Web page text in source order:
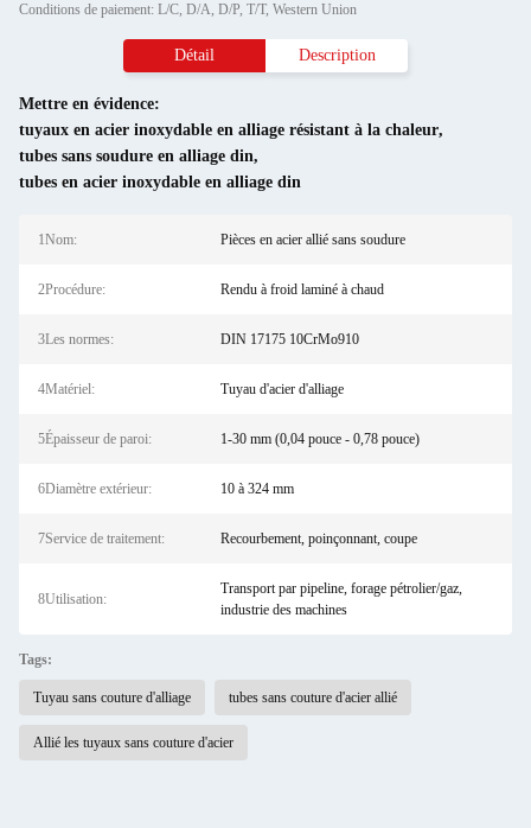
Conditions de paiement: L/C, D/A, D/P, T/T, Western Union
Détail Description
Mettre en évidence:
tuyaux en acier inoxydable en alliage résistant à la chaleur,
tubes sans soudure en alliage din,
tubes en acier inoxydable en alliage din
1Nom: Pièces en acier allié sans soudure
2Procédure: Rendu à froid laminé à chaud
3Les normes: DIN 17175 10CrMo910
4Matériel: Tuyau d'acier d'alliage
5Épaisseur de paroi: 1-30 mm (0,04 pouce - 0,78 pouce)
6Diamètre extérieur: 10 à 324 mm
7Service de traitement: Recourbement, poinçonnant, coupe
8Utilisation:
Transport par pipeline, forage pétrolier/gaz,
industrie des machines
Tags:
Tuyau sans couture d'alliage tubes sans couture d'acier allié
Allié les tuyaux sans couture d'acier